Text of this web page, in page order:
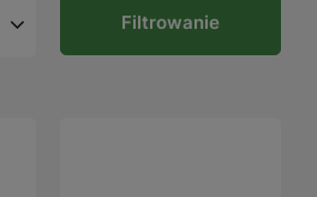
Filtrowanie